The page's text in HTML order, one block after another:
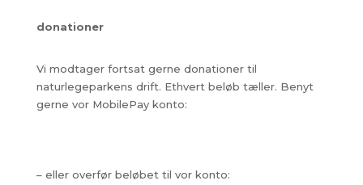
donationer
Vi modtager fortsat gerne donationer til
naturlegeparkens drift. Ethvert beløb tæller. Benyt
gerne vor MobilePay konto:
– eller overfør beløbet til vor konto: